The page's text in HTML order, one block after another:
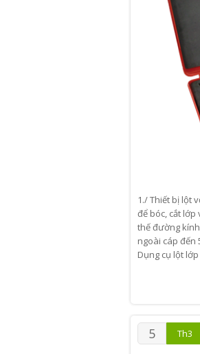
1./ Thiết bị lột
để bóc, cắt lớp
thế đường
ngoài cáp đến
Dụng cụ lột
5 Th3